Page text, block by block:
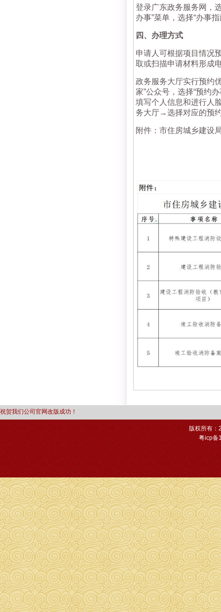
登录广东政务服务网，
办事”菜单，选择“办事
四、办理方式
申请人可根据项目情况
取或扫描申请材料形成
政务服务大厅实行预约
家”公众号，选择“预约
填写个人信息和进行人
务大厅→选择对应的预
附件：市住房城乡建设
祝贺我们公司官网改版成功！
版权所有：
粤icp备